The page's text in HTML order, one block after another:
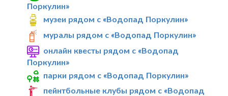
Поркулин»
музеи рядом с «Водопад Поркулин»
муралы рядом с «Водопад Поркулин»
онлайн квесты рядом с «Водопад
Поркулин»
парки рядом с «Водопад Поркулин»
пейнтбольные клубы рядом с «Водопад